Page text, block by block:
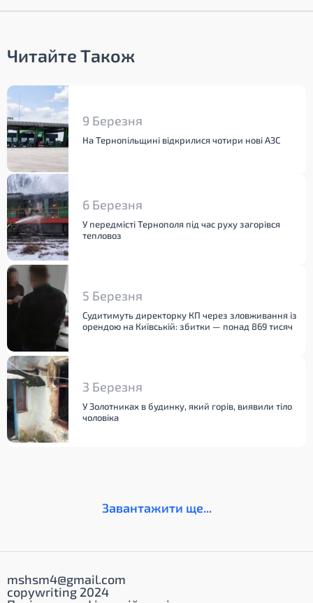
Читайте Також
9 Березня
На Тернопільщині відкрилися чотири нові АЗС
6 Березня
У передмісті Тернополя під час руху загорівся
тепловоз
5 Березня
Судитимуть директорку КП через зловживання із
орендою на Київській: збитки — понад 869 тисяч
3 Березня
У Золотниках в будинку, який горів, виявили тіло
чоловіка
Завантажити ще...
mshsm4@gmail.com
copywriting 2024